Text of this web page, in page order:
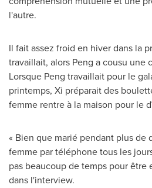
l'autre.
Il fait assez froid en hiver dans la
travaillait, alors Peng a cousu une
Lorsque Peng travaillait pour le
printemps, Xi préparait des
femme rentre à la maison pour le
« Bien que marié pendant plus de
femme par téléphone tous les
pas beaucoup de temps pour être
dans l'interview.